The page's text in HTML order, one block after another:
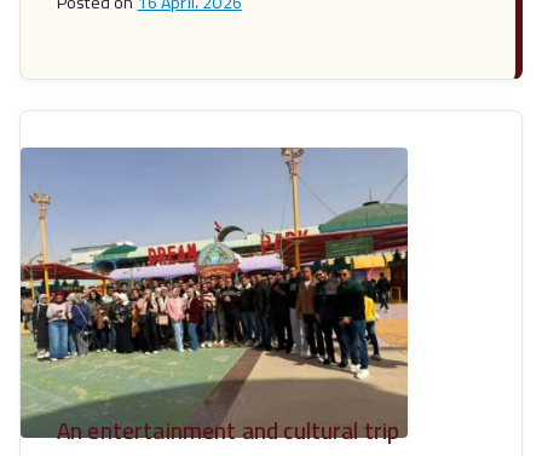
An entertainment and cultural trip